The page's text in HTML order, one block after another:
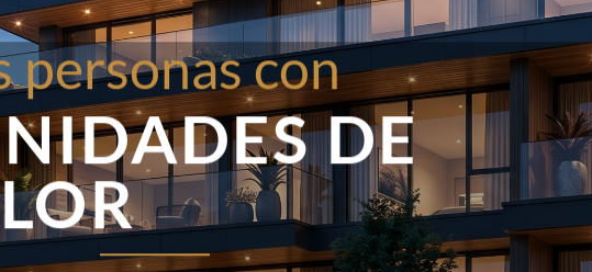
personas con
DE